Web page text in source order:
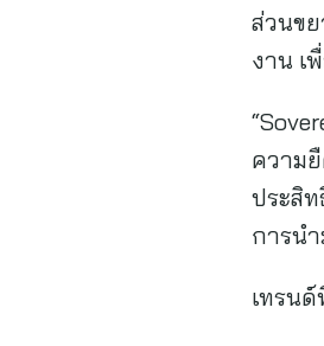
ส่วนข
งาน เ
ความ
ประสิ
การน
เทรน